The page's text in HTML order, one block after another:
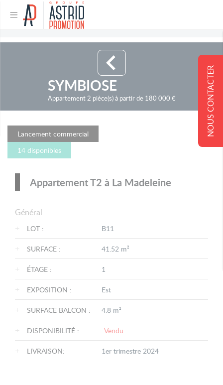
NOUS CONTACTER
SYMBIOSE
Appartement 2 pièce(s) à partir de 180 000 €
Lancement commercial
14 disponibles
Appartement T2 à La Madeleine
Général
+
LOT : B11
+ SURFACE : 41.52 m²
+ ÉTAGE : 1
+ EXPOSITION : Est
+ SURFACE BALCON : 4.8 m²
+ DISPONIBILITÉ : Vendu
+ LIVRAISON: 1er trimestre 2024